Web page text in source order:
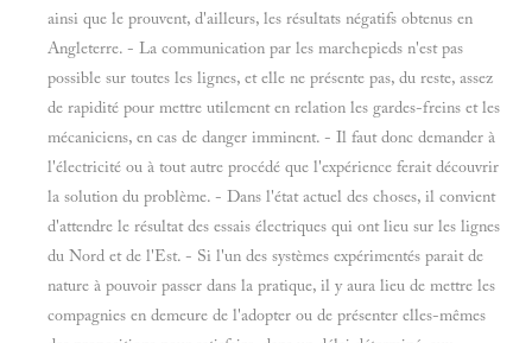
ainsi que le prouvent, d'ailleurs, les résultats négatifs obtenus en
Angleterre. - La communication par les marchepieds n'est pas
possible sur toutes les lignes, et elle ne présente pas, du reste, assez
de rapidité pour mettre utilement en relation les gardes-freins et les
mécaniciens, en cas de danger imminent. - Il faut donc demander à
l'électricité ou à tout autre procédé que l'expérience ferait découvrir
la solution du problème. - Dans l'état actuel des choses, il convient
d'attendre le résultat des essais électriques qui ont lieu sur les lignes
du Nord et de l'Est. - Si l'un des systèmes expérimentés parait de
nature à pouvoir passer dans la pratique, il y aura lieu de mettre les
compagnies en demeure de l'adopter ou de présenter elles-mêmes